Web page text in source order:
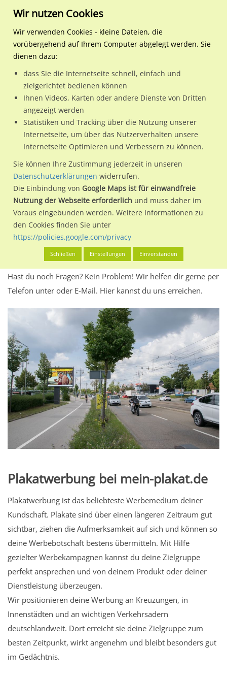
Regionale Plakatwerbung Bayern
Augsburg
Donauwörther Str. / (PP)
Donauwörther Str. / (PP) RS
86154 / Augsburg
Nutze günstige Werbemöglichkeiten am Standort
Donauwörther Str. / (PP) RS in Augsburg.
Wir erheben für jede unserer Werbeflächen individuelle und
aktuelleStandortinformationenundLeistungswerte
kannst du dich schon vor der Buchung im Detail über den
Standort, seine Reichweite und Werbewirkung sowie
eventuelle Beschränkungen in den zugelassenen
Werbeinhalten informieren.
Alles klar? Dann findest du direkt im unteren Teil dieser Seite
Buchungdes Standorts.
Hast du noch Fragen? Kein Problem! Wir helfen dir gerne per
Telefon unter oder E-Mail. Hier kannst du uns erreichen.
Plakatwerbung bei mein-plakat.de
Plakatwerbung ist das beliebteste Werbemedium deiner
Kundschaft. Plakate sind über einen längeren Zeitraum gut
sichtbar, ziehen die Aufmerksamkeit auf sich und können so
deine Werbebotschaft bestens übermitteln. Mit Hilfe
gezielter Werbekampagnen kannst du deine Zielgruppe
perfekt ansprechen und von deinem Produkt oder deiner
Dienstleistung überzeugen.
Wir positionieren deine Werbung an Kreuzungen, in
Innenstädten und an wichtigen Verkehrsadern
deutschlandweit. Dort erreicht sie deine Zielgruppe zum
besten Zeitpunkt, wirkt angenehm und bleibt besonders gut
im Gedächtnis.
Wir nutzen Cookies
Wir verwenden Cookies - kleine Dateien, die
vorübergehend auf Ihrem Computer abgelegt werden. Sie
dienen dazu:
dass Sie die Internetseite schnell, einfach und
zielgerichtet bedienen können
Ihnen Videos, Karten oder andere Dienste von Dritten
angezeigt werden
Statistiken und Tracking über die Nutzung unserer
Internetseite, um über das Nutzerverhalten unsere
Internetseite Optimieren und Verbessern zu können.
Sie können Ihre Zustimmung jederzeit in unseren
Datenschutzerklärungen widerrufen.
Die Einbindung von Google Maps ist für einwandfreie
Nutzung der Webseite erforderlich und muss daher im
Voraus eingebunden werden. Weitere Informationen zu
den Cookies finden Sie unter
https://policies.google.com/privacy
Schließen Einstellungen Einverstanden